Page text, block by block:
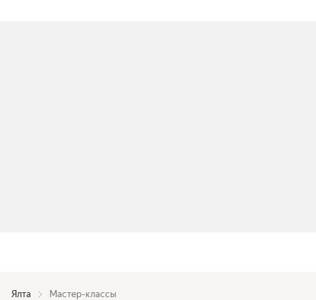
Ялта Мастер-классы